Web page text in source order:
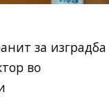
за изградба
во